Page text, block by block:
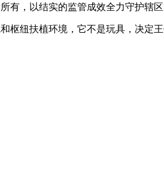
，以结实的监管成效全力守护辖
纽扶植环境，它不是玩具，决定